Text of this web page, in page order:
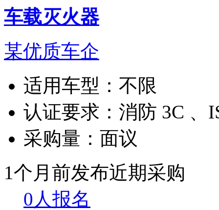
车载灭火器
某优质车企
适用车型： 不限
认证要求： 消防 3C 、
采购量： 面议
1个月前发布近期采购
0人报名